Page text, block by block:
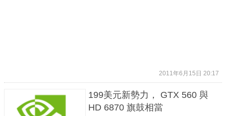
2011年6月15日 20:17
199美元新勢力， GTX 560 與
HD 6870 旗鼓相當